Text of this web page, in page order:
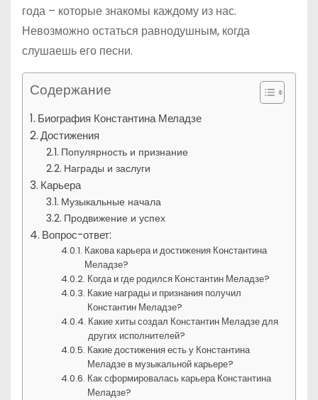
года – которые знакомы каждому из нас.
Невозможно остаться равнодушным, когда
слушаешь его песни.
Содержание
Биография Константина Меладзе
Достижения
Популярность и признание
Награды и заслуги
Карьера
Музыкальные начала
Продвижение и успех
Вопрос-ответ:
Какова карьера и достижения Константина
Меладзе?
Когда и где родился Константин Меладзе?
Какие награды и признания получил
Константин Меладзе?
Какие хиты создал Константин Меладзе для
других исполнителей?
Какие достижения есть у Константина
Меладзе в музыкальной карьере?
Как сформировалась карьера Константина
Меладзе?